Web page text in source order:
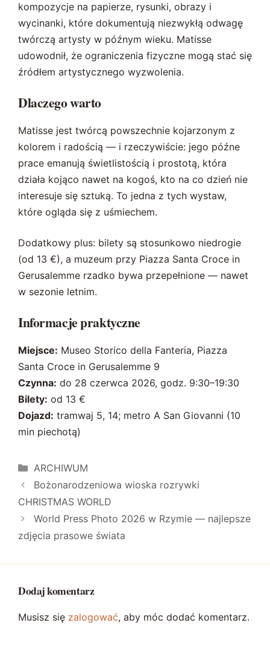
kompozycje na papierze, rysunki, obrazy i
wycinanki, które dokumentują niezwykłą odwagę
twórczą artysty w późnym wieku. Matisse
udowodnił, że ograniczenia fizyczne mogą stać się
źródłem artystycznego wyzwolenia.
Dlaczego warto
Matisse jest twórcą powszechnie kojarzonym z
kolorem i radością — i rzeczywiście: jego późne
prace emanują świetlistością i prostotą, która
działa kojąco nawet na kogoś, kto na co dzień nie
interesuje się sztuką. To jedna z tych wystaw,
które ogląda się z uśmiechem.
Dodatkowy plus: bilety są stosunkowo niedrogie
(od 13 €), a muzeum przy Piazza Santa Croce in
Gerusalemme rzadko bywa przepełnione — nawet
w sezonie letnim.
Informacje praktyczne
Miejsce: Museo Storico della Fanteria, Piazza
Santa Croce in Gerusalemme 9
Czynna: do 28 czerwca 2026, godz. 9:30–19:30
Bilety: od 13 €
Dojazd: tramwaj 5, 14; metro A San Giovanni (10
min piechotą)
Kategorie
ARCHIWUM
Bożonarodzeniowa wioska rozrywki
CHRISTMAS WORLD
World Press Photo 2026 w Rzymie — najlepsze
zdjęcia prasowe świata
Dodaj komentarz
Musisz się zalogować, aby móc dodać komentarz.